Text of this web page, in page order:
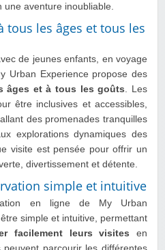
une aventure inoubliable.
tous les âges et tous les
de jeunes enfants, en voyage
Urban Experience propose des
âges et à tous les goûts. Les
être inclusives et accessibles,
des promenades tranquilles
explorations dynamiques des
visite est pensée pour offrir un
divertissement et détente.
simple et intuitive
en ligne de My Urban
simple et intuitive, permettant
facilement leurs visites en